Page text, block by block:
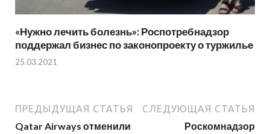
«Нужно лечить болезнь»: Роспотребнадзор
поддержал бизнес по законопроекту о туржилье
25.03.2021
ПРЕДЫДУЩАЯ СТАТЬЯ
Qatar Airways отменили
СЛЕДУЮЩАЯ СТАТЬЯ
Роскомнадзор